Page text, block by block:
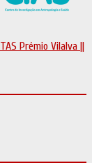
Prémio Vilalva ||